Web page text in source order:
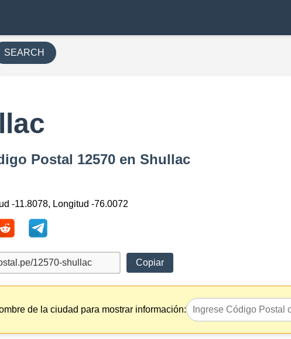
SEARCH
Postal 12570 en Shullac
-11.8078, Longitud -76.0072
Copiar
de la ciudad para mostrar información: